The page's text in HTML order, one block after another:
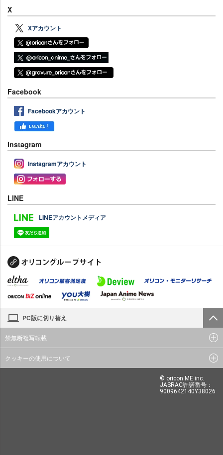
X
Xアカウント
Facebook
Facebookアカウント
Instagram
Instagramアカウント
LINE
LINEアカウントメディア
PC版に切り替え
禁無断複写転載
クッキーの使用について
© oricon ME inc.
JASRAC許諾番号：
9009642140Y38026